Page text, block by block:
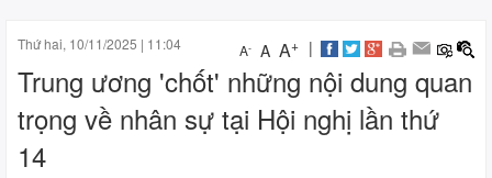
Thứ hai, 10/11/2025 | 11:04 A- A A+ |
Trung ương 'chốt' những nội dung quan
trọng về nhân sự tại Hội nghị lần thứ
14